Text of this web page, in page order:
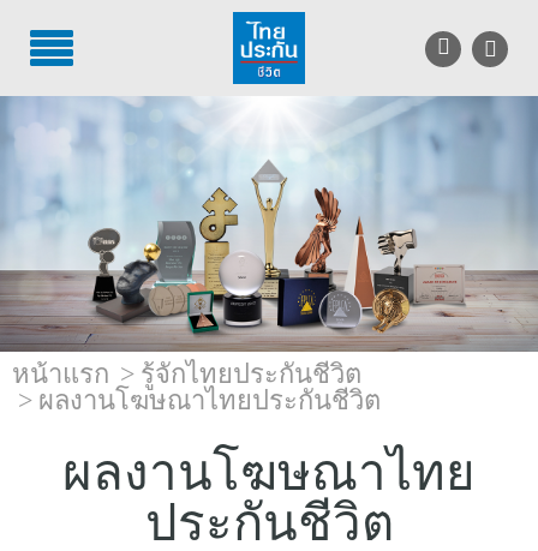
TH EN
บริการลูกค้า
บริการตัวแทน
รู้จักไทยประกันชีวิต
นักลงทุนสัมพันธ์
เพื่อสังคมไทย
บทความ
หน้าแรก
รู้จักไทยประกันชีวิต
ผลงานโฆษณาไทยประกันชีวิต
ผลงานโฆษณาไทย
ประกันชีวิต